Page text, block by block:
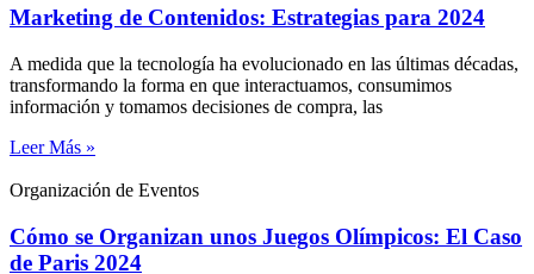
Marketing de Contenidos: Estrategias para 2024
A medida que la tecnología ha evolucionado en las últimas décadas,
transformando la forma en que interactuamos, consumimos
información y tomamos decisiones de compra, las
Leer Más »
Organización de Eventos
Cómo se Organizan unos Juegos Olímpicos: El Caso
de Paris 2024